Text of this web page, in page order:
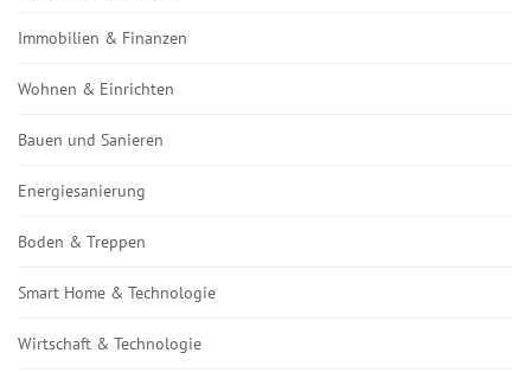
Immobilien & Finanzen
Wohnen & Einrichten
Bauen und Sanieren
Energiesanierung
Boden & Treppen
Smart Home & Technologie
Wirtschaft & Technologie